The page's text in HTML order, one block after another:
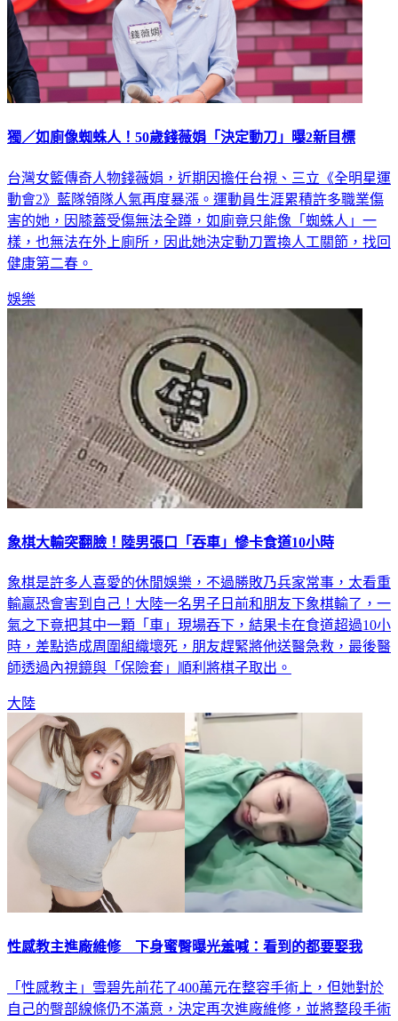
獨／如廁像蜘蛛人！50歲錢薇娟「決定動刀」曝2新目標
台灣女籃傳奇人物錢薇娟，近期因擔任台視、三立《全明星運
動會2》藍隊領隊人氣再度暴漲。運動員生涯累積許多職業傷
害的她，因膝蓋受傷無法全蹲，如廁竟只能像「蜘蛛人」一
樣，也無法在外上廁所，因此她決定動刀置換人工關節，找回
健康第二春。
娛樂
象棋大輸突翻臉！陸男張口「吞車」慘卡食道10小時
象棋是許多人喜愛的休閒娛樂，不過勝敗乃兵家常事，太看重
輸贏恐會害到自己！大陸一名男子日前和朋友下象棋輸了，一
氣之下竟把其中一顆「車」現場吞下，結果卡在食道超過10小
時，差點造成周圍組織壞死，朋友趕緊將他送醫急救，最後醫
師透過內視鏡與「保險套」順利將棋子取出。
大陸
性感教主進廠維修 下身蜜臀曝光羞喊：看到的都要娶我
「性感教主」雪碧先前花了400萬元在整容手術上，但她對於
自己的臀部線條仍不滿意，決定再次進廠維修，並將整段手術